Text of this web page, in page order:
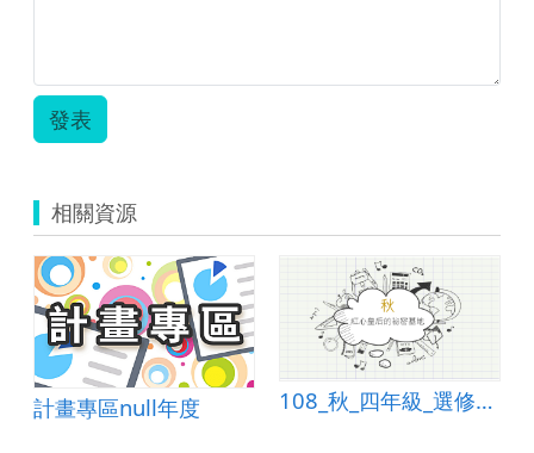
發表
相關資源
計畫專區null年度 108_秋_四年級_選修課_簡報教學_默契解說